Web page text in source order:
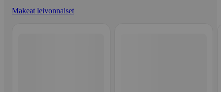
Makeat leivonnaiset